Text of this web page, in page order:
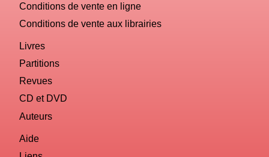
Conditions de vente en ligne
Conditions de vente aux librairies
Livres
Partitions
Revues
CD et DVD
Auteurs
Aide